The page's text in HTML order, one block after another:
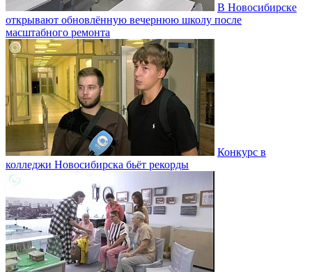
В Новосибирске
открывают обновлённую вечернюю школу после
масштабного ремонта
Конкурс в
колледжи Новосибирска бьёт рекорды